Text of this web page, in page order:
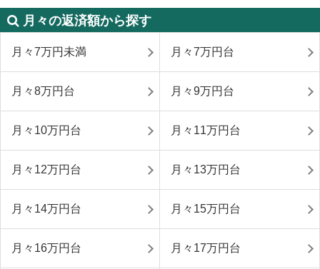
月々の返済額から探す
月々7万円未満 月々7万円台
月々8万円台 月々9万円台
月々10万円台 月々11万円台
月々12万円台 月々13万円台
月々14万円台 月々15万円台
月々16万円台 月々17万円台